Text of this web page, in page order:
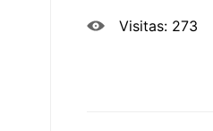
Visitas: 273